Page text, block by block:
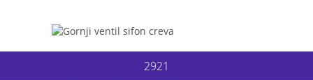
2921